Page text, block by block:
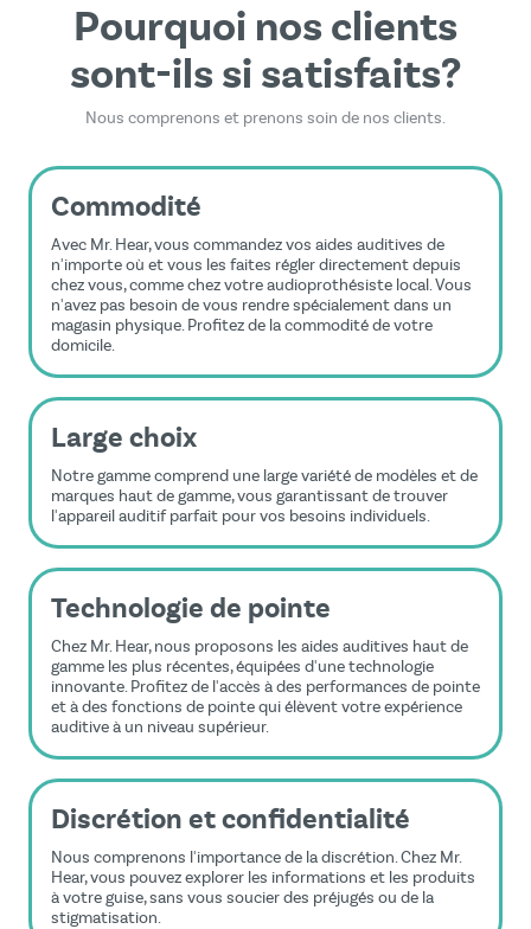
Pourquoi nos clients
sont-ils si satisfaits?
Nous comprenons et prenons soin de nos clients.
Commodité
Avec Mr. Hear, vous commandez vos aides auditives de
n'importe où et vous les faites régler directement depuis
chez vous, comme chez votre audioprothésiste local. Vous
n'avez pas besoin de vous rendre spécialement dans un
magasin physique. Profitez de la commodité de votre
domicile.
Large choix
Notre gamme comprend une large variété de modèles et de
marques haut de gamme, vous garantissant de trouver
l'appareil auditif parfait pour vos besoins individuels.
Technologie de pointe
Chez Mr. Hear, nous proposons les aides auditives haut de
gamme les plus récentes, équipées d'une technologie
innovante. Profitez de l'accès à des performances de pointe
et à des fonctions de pointe qui élèvent votre expérience
auditive à un niveau supérieur.
Discrétion et confidentialité
Nous comprenons l'importance de la discrétion. Chez Mr.
Hear, vous pouvez explorer les informations et les produits
à votre guise, sans vous soucier des préjugés ou de la
stigmatisation.